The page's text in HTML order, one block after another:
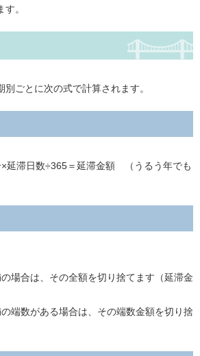
。
ごとに次の式で計算されます。
滞日数÷365​＝延滞金額 （うるう年でも
場合は、その全額を切り捨てます（延滞金
端数がある場合は、その端数金額を切り捨